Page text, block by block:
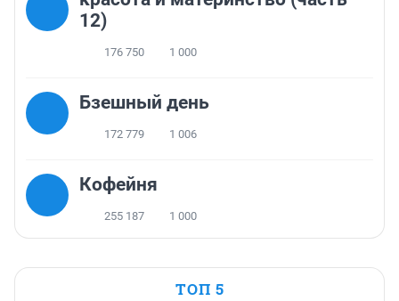
12)
176 750 1 000
Бзешный день
172 779 1 006
Кофейня
255 187 1 000
ТОП 5